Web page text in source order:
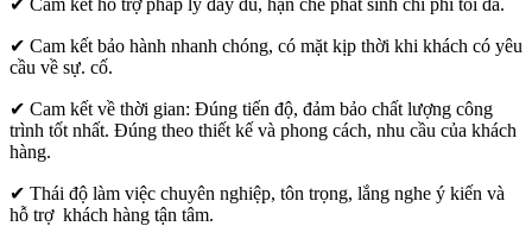
✔ Cam kết hỗ trợ pháp lý đầy đủ, hạn chế phát sinh chi phí tối đa.
✔ Cam kết bảo hành nhanh chóng, có mặt kịp thời khi khách có yêu
cầu về sự. cố.
✔ Cam kết về thời gian: Đúng tiến độ, đảm bảo chất lượng công
trình tốt nhất. Đúng theo thiết kế và phong cách, nhu cầu của khách
hàng.
✔ Thái độ làm việc chuyên nghiệp, tôn trọng, lắng nghe ý kiến và
hỗ trợ khách hàng tận tâm.